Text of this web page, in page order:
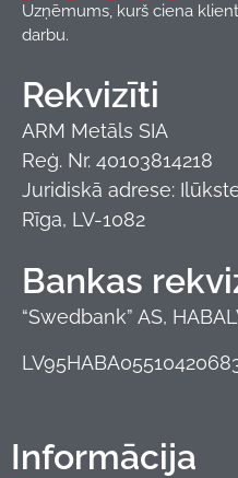
Uzņēmums, kurš ciena
darbu.
Rekvizīti
ARM Metāls SIA
Reģ. Nr. 40103814218
Juridiskā adrese:
Rīga, LV-1082
Bankas
“Swedbank” AS,
Informācija